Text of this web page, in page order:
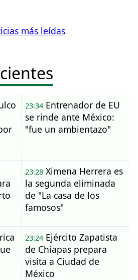
más leídas
23:34Entrenador de EU
se rinde ante México:
"fue un ambientazo"
23:28Ximena Herrera es
la segunda eliminada
de "La casa de los
famosos"
23:24Ejército Zapatista
de Chiapas prepara
visita a Ciudad de
México